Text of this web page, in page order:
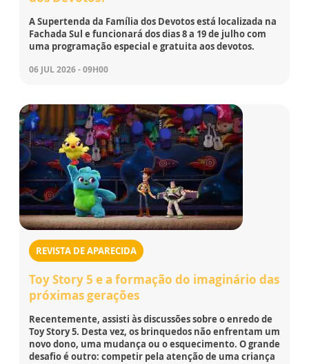
A Supertenda da Família dos Devotos está localizada na
Fachada Sul e funcionará dos dias 8 a 19 de julho com
uma programação especial e gratuita aos devotos.
06 JUL 2026 - 09H00
REVISTA DE APARECIDA
Toy Story 5 e a formação do imaginário das
próximas gerações
Recentemente, assisti às discussões sobre o enredo de
Toy Story 5. Desta vez, os brinquedos não enfrentam um
novo dono, uma mudança ou o esquecimento. O grande
desafio é outro: competir pela atenção de uma criança